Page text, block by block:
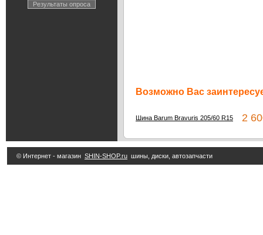
Результаты опроса
Возможно Вас
Шина Barum Bravuris 205/60 R15 2
© Интернет - магазин SHIN-SHOP.ru шины, диски, автозапчасти